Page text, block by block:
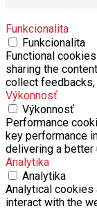
Funkcionalita
Funkcionalita
Functional
sharing the
collect feedbacks,
Výkonnosť
Výkonnosť
Performance
key performance
delivering a
Analytika
Analytika
Analytical
interact with the